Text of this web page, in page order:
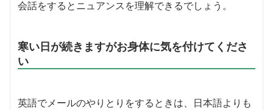
会話をするとニュアンスを理解できるでしょう。
寒い日が続きますがお身体に気を付けてくださ
い
英語でメールのやりとりをするときは、日本語よりも